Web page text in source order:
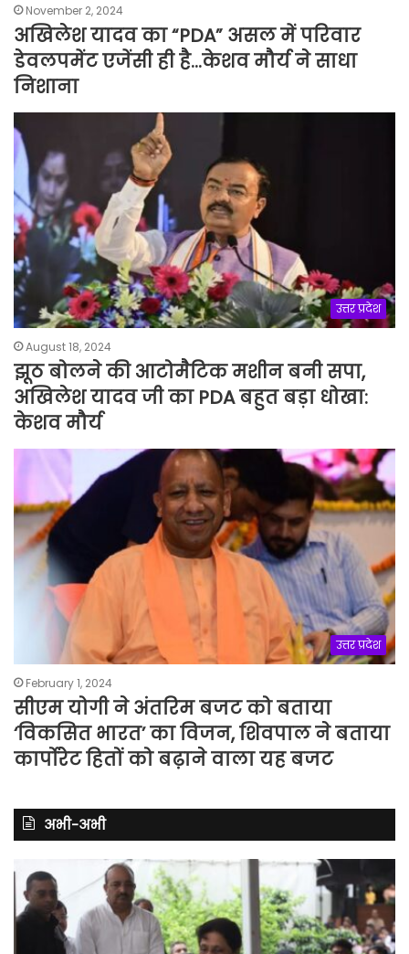
November 2, 2024
अखिलेश यादव का “PDA” असल में परिवार
डेवलपमेंट एजेंसी ही है…केशव मौर्य ने साधा
निशाना
उत्तर प्रदेश
August 18, 2024
झूठ बोलने की आटोमैटिक मशीन बनी सपा,
अखिलेश यादव जी का PDA बहुत बड़ा धोखा:
केशव मौर्य
उत्तर प्रदेश
February 1, 2024
सीएम योगी ने अंतरिम बजट को बताया
‘विकसित भारत’ का विजन, शिवपाल ने बताया
कार्पोरेट हितों को बढ़ाने वाला यह बजट
अभी-अभी